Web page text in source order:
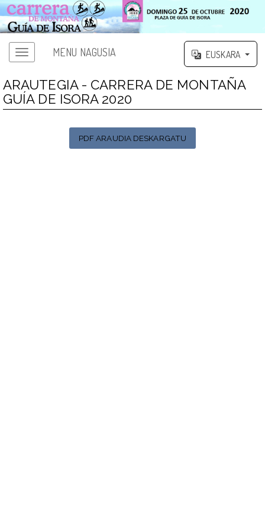
MENU NAGUSIA EUSKARA
ARAUTEGIA - CARRERA DE MONTAÑA
GUÍA DE ISORA 2020
PDF ARAUDIA DESKARGATU